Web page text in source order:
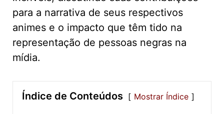
para a narrativa de seus respectivos
animes e o impacto que têm tido na
representação de pessoas negras na
mídia.
Índice de Conteúdos Mostrar Índice